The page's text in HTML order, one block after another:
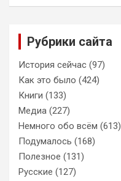
Рубрики сайта
История сейчас (97)
Как это было (424)
Книги (133)
Медиа (227)
Немного обо всём (613)
Подумалось (168)
Полезное (131)
Русские (127)